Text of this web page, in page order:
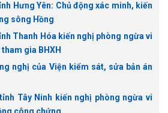
Hưng Yên: Chủ động xác minh, kiến
sông Hồng
Thanh Hóa kiến nghị phòng ngừa vi
gia BHXH
nghị của Viện kiểm sát, sửa bản án
Tây Ninh kiến nghị phòng ngừa vi